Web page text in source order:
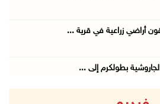
أراضي زراعية في قرية ...
بطولكرم إلى ...